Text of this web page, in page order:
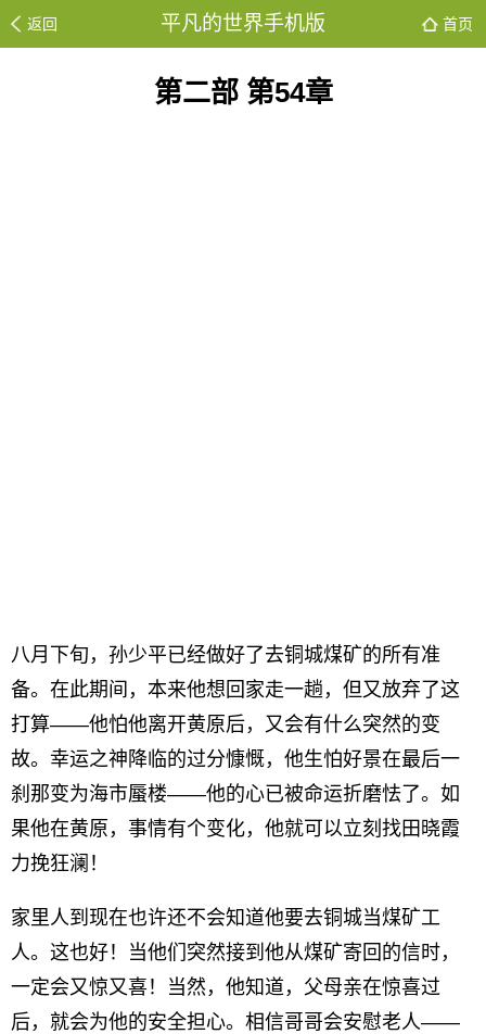
返回 平凡的世界手机版 首页
第二部 第54章
八月下旬，孙少平已经做好了去铜城煤矿的所有准
备。在此期间，本来他想回家走一趟，但又放弃了这
打算——他怕他离开黄原后，又会有什么突然的变
故。幸运之神降临的过分慷慨，他生怕好景在最后一
刹那变为海市蜃楼——他的心已被命运折磨怯了。如
果他在黄原，事情有个变化，他就可以立刻找田晓霞
力挽狂澜！
家里人到现在也许还不会知道他要去铜城当煤矿工
人。这也好！当他们突然接到他从煤矿寄回的信时，
一定会又惊又喜！当然，他知道，父母亲在惊喜过
后，就会为他的安全担心。相信哥哥会安慰老人——